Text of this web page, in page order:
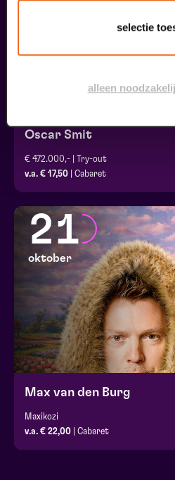
selectie
alleen
Oscar Smit
€ 472.000,- | Try-out
v.a. € 17,50 | Cabaret
21
oktober
Max van den Burg
Maxikozi
v.a. € 22,00 | Cabaret